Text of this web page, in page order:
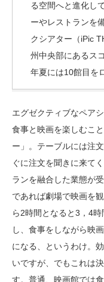
る空間へと進化し
ーやレストランを
クシアター（iPic
州中央部にあるス
年夏には10館目を
エグゼクティブなペア
食事と映画を楽しむこ
ー」。テーブルには注
ぐに注文を聞きに来て
ランを融合した業態が
であれば劇場で映画を
ら2時間となると3，4
し、食事をしながら映
になる、というわけ。
いですが、でもこれは
す。普通、映画館では